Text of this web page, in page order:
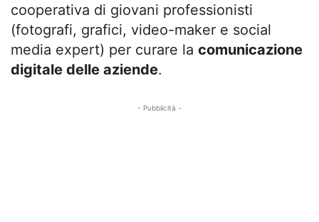
cooperativa di giovani professionisti
(fotografi, grafici, video-maker e social
media expert) per curare la comunicazione
digitale delle aziende.
- Pubblicità -